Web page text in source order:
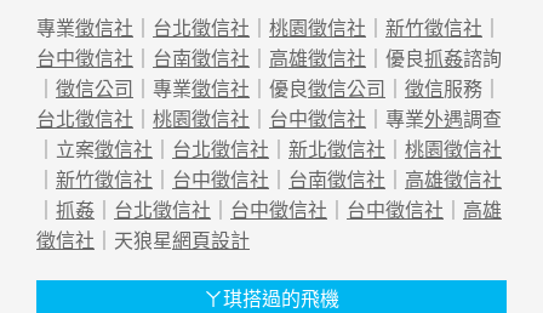
專業徵信社 ｜ 台北徵信社 ｜ 桃園徵信社 ｜ 新竹徵信社 ｜
台中徵信社 ｜ 台南徵信社 ｜ 高雄徵信社 ｜優良抓姦諮詢
｜ 徵信公司 ｜專業徵信社 ｜優良徵信公司 ｜ 徵信服務｜
台北徵信社 ｜ 桃園徵信社 ｜ 台中徵信社 ｜專業外遇調查
｜立案徵信社 ｜ 台北徵信社 ｜ 新北徵信社 ｜ 桃園徵信社
｜ 新竹徵信社 ｜ 台中徵信社 ｜ 台南徵信社 ｜ 高雄徵信社
｜ 抓姦 ｜ 台北徵信社 ｜ 台中徵信社 ｜ 台中徵信社 ｜ 高雄
徵信社 ｜天狼星網頁設計
ㄚ琪搭過的飛機